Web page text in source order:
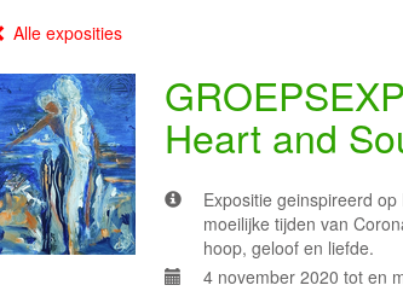
Alle exposities
Heart and
Expositie geinspireerd
moeilijke tijden van
hoop, geloof en liefde.
4 november 2020 tot en